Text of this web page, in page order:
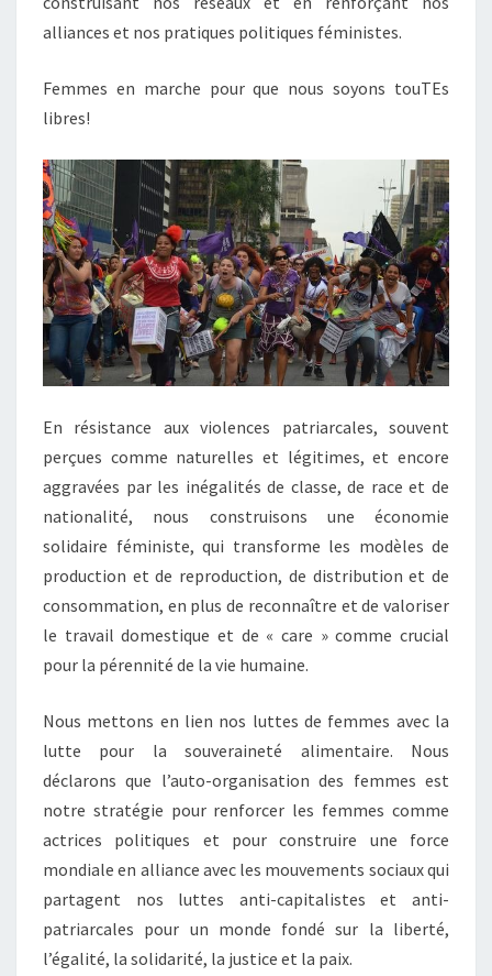
alliances et nos pratiques politiques féministes.
Femmes en marche pour que nous soyons touTEs
libres!
En résistance aux violences patriarcales, souvent
perçues comme naturelles et légitimes, et encore
aggravées par les inégalités de classe, de race et de
nationalité, nous construisons une économie
solidaire féministe, qui transforme les modèles de
production et de reproduction, de distribution et de
consommation, en plus de reconnaître et de valoriser
le travail domestique et de « care » comme crucial
pour la pérennité de la vie humaine.
Nous mettons en lien nos luttes de femmes avec la
lutte pour la souveraineté alimentaire. Nous
déclarons que l’auto-organisation des femmes est
notre stratégie pour renforcer les femmes comme
actrices politiques et pour construire une force
mondiale en alliance avec les mouvements sociaux qui
partagent nos luttes anti-capitalistes et anti-
patriarcales pour un monde fondé sur la liberté,
l’égalité, la solidarité, la justice et la paix.